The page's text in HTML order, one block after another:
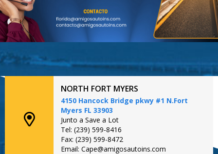
NORTH FORT MYERS
4150 Hancock Bridge pkwy #1 N.Fort
Myers FL 33903
Junto a Save a Lot
Tel: (239) 599-8416
Fax: (239) 599-8472
Email: Cape@amigosautoins.com